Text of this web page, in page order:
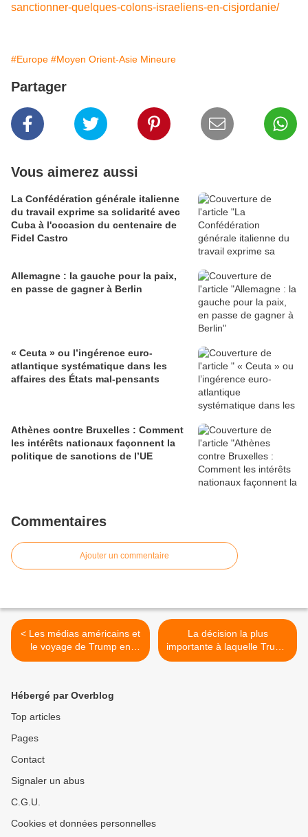
sanctionner-quelques-colons-israeliens-en-cisjordanie/
#Europe #Moyen Orient-Asie Mineure
Partager
Vous aimerez aussi
La Confédération générale italienne
du travail exprime sa solidarité avec
Cuba à l'occasion du centenaire de
Fidel Castro
Allemagne : la gauche pour la paix,
en passe de gagner à Berlin
« Ceuta » ou l’ingérence euro-
atlantique systématique dans les
affaires des États mal-pensants
Athènes contre Bruxelles : Comment
les intérêts nationaux façonnent la
politique de sanctions de l’UE
Commentaires
Ajouter un commentaire
< Les médias américains et
le voyage de Trump en
Chine
La décision la plus
importante à laquelle Trump
est confronté à son retour
Hébergé par Overblog
Top articles
Pages
Contact
Signaler un abus
C.G.U.
Cookies et données personnelles